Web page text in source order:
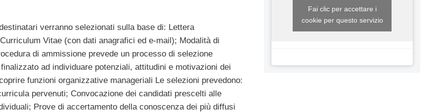
verranno selezionati sulla base di: Lettera
Vitae (con dati anagrafici ed e-mail); Modalità di
di ammissione prevede un processo di selezione
ad individuare potenziali, attitudini e motivazioni dei
funzioni organizzative manageriali Le selezioni prevedono:
pervenuti; Convocazione dei candidati prescelti alle
Prove di accertamento della conoscenza dei più diffusi
Fai clic per accettare i
cookie per questo servizio